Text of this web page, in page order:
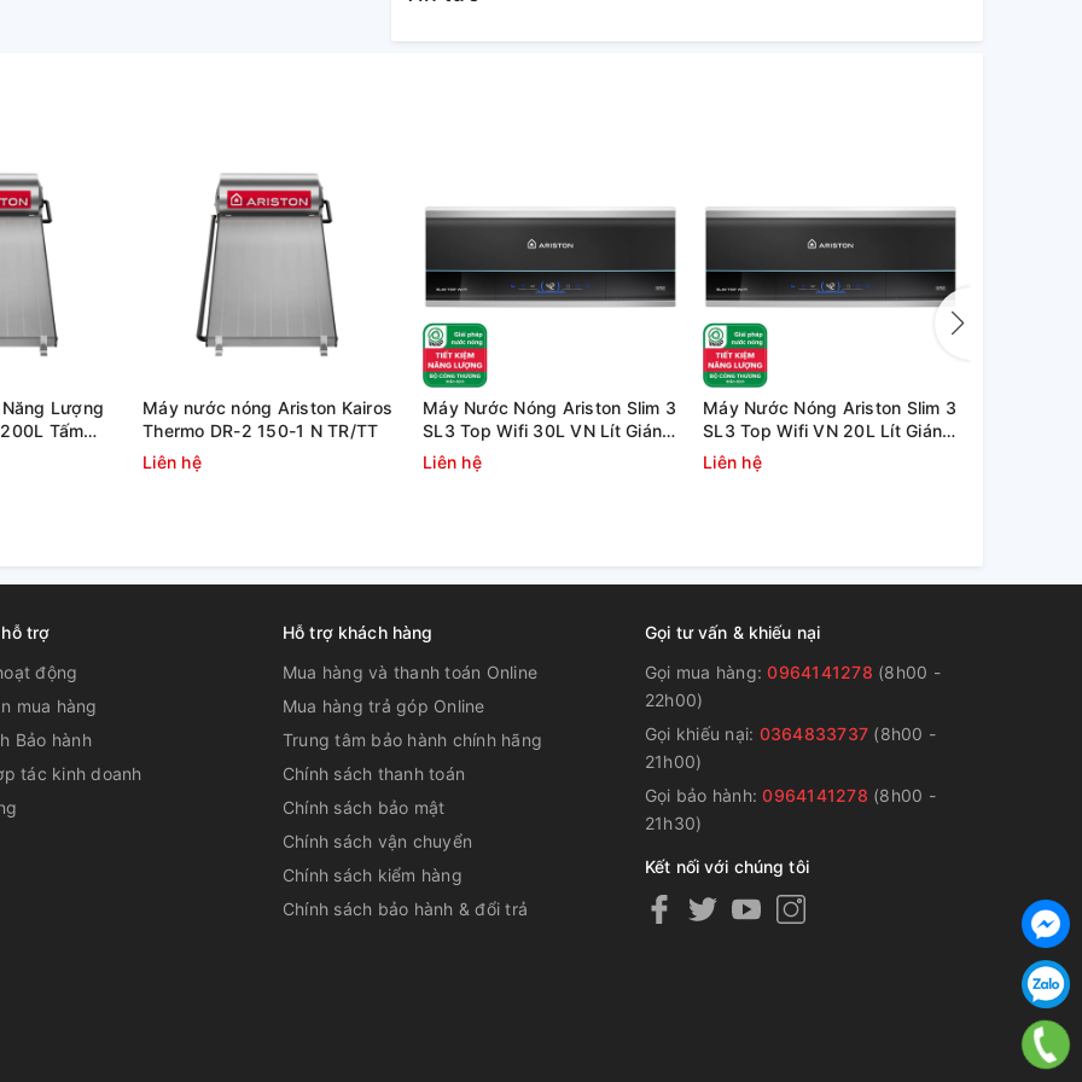
tivi,... Điều này giúp bạn có thể sử dụng
máy nước nóng bạn nên
những lợi ích mà thiết bị này mang lại.
cũng mang đến nhiều rủi ro về sức khỏe,
Lượng
Tấm
DR-2
Máy nước nóng Ariston Kairos
Thermo DR-2 150-1 N TR/TT
Liên hệ
Máy Nước Nóng Ariston Slim 3
SL3 Top Wifi 30L VN Lít Gián
Tiếp
Liên hệ
Máy Nước Nóng Ariston Slim 3
SL3 Top Wifi VN 20L Lít Gián
Tiếp
Liên hệ
trợ
động
mua hàng
Bảo hành
tác kinh doanh
Hỗ trợ khách hàng
Mua hàng và thanh toán Online
Mua hàng trả góp Online
Trung tâm bảo hành chính hãng
Chính sách thanh toán
Chính sách bảo mật
Chính sách vận chuyển
Chính sách kiểm hàng
Chính sách bảo hành & đổi trả
Gọi tư vấn & khiếu nại
Gọi mua hàng:0964141278 (8h00 -
22h00)
Gọi khiếu nại: 0364833737 (8h00 -
21h00)
Gọi bảo hành:0964141278 (8h00 -
21h30)
Kết nối với chúng tôi